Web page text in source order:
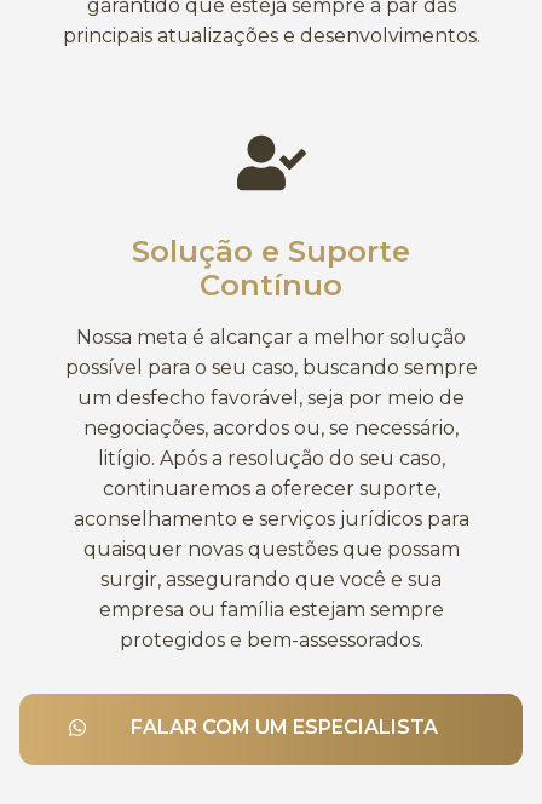
garantido que esteja sempre a par das
principais atualizações e desenvolvimentos.
Solução e Suporte
Contínuo
Nossa meta é alcançar a melhor solução
possível para o seu caso, buscando sempre
um desfecho favorável, seja por meio de
negociações, acordos ou, se necessário,
litígio. Após a resolução do seu caso,
continuaremos a oferecer suporte,
aconselhamento e serviços jurídicos para
quaisquer novas questões que possam
surgir, assegurando que você e sua
empresa ou família estejam sempre
protegidos e bem-assessorados.
FALAR COM UM ESPECIALISTA